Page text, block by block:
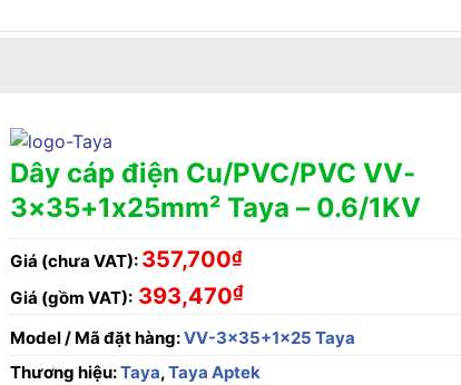
Dây cáp điện Cu/PVC/PVC VV-
3×35+1x25mm² Taya – 0.6/1KV
Giá (chưa VAT): 357,700₫
Giá (gồm VAT): 393,470₫
Model / Mã đặt hàng:VV-3x35+1x25 Taya
Thương hiệu:Taya,Taya Aptek